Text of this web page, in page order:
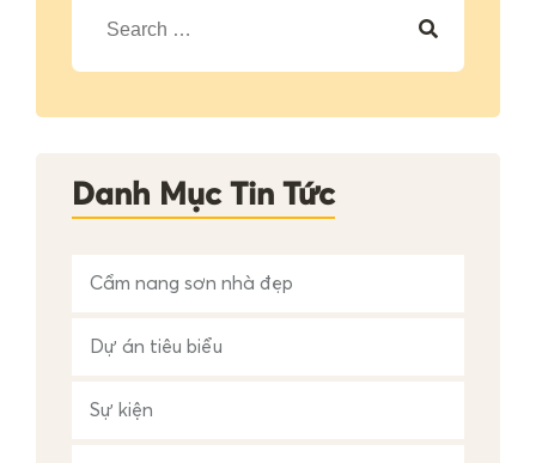
k
ế
h
o
Danh Mục Tin Tức
Cẩm nang sơn nhà đẹp
Dự án tiêu biểu
Sự kiện